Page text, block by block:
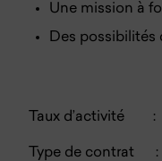
Une mission à
Des possibilités
Taux
Type de